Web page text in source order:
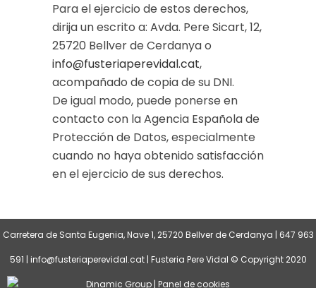
Para el ejercicio de estos derechos,
dirija un escrito a: Avda. Pere Sicart, 12,
25720 Bellver de Cerdanya o
info@fusteriaperevidal.cat,
acompañado de copia de su DNI.
De igual modo, puede ponerse en
contacto con la Agencia Española de
Protección de Datos, especialmente
cuando no haya obtenido satisfacción
en el ejercicio de sus derechos.
Carretera de Santa Eugenia, Nave 1, 25720 Bellver de Cerdanya | 647 963
591 | info@fusteriaperevidal.cat | Fusteria Pere Vidal © Copyright 2020
Dinamic Group | Panel de cookies